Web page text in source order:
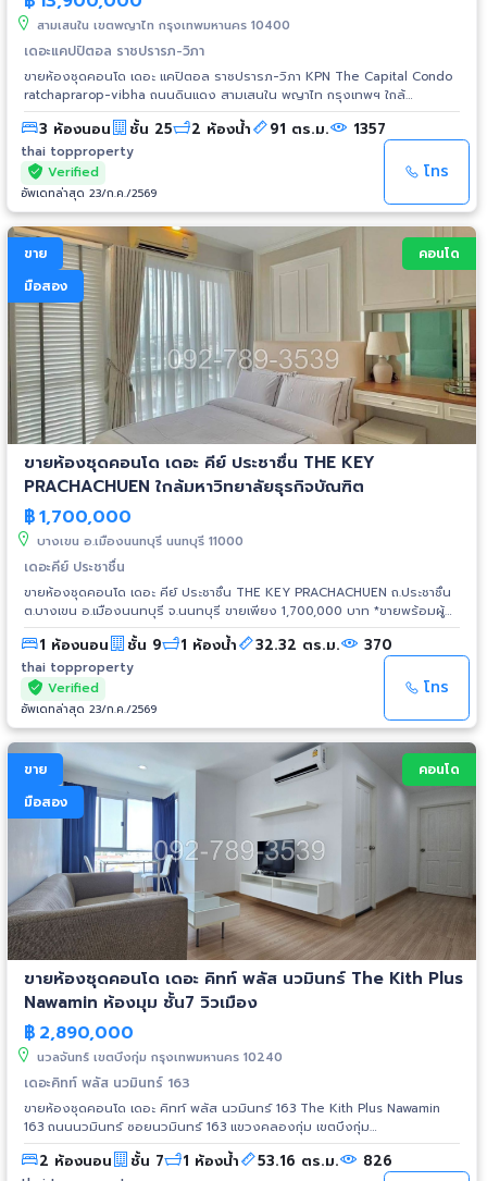
สามเสนใน เขตพญาไท กรุงเทพมหานคร 10400
เดอะแคปปิตอล ราชปรารภ-วิภา
ขายห้องชุดคอนโด เดอะ แคปิตอล ราชปรารภ-วิภา KPN The Capital Condo
ratchaprarop-vibha ถนนดินแดง สามเสนใน พญาไท กรุงเทพฯ ใกล้
อนุสาวรีย์ชัยสมรภูมิ ราคาขาย 13,900,000 บาท ห้อง Duplex 2 ชั้น Type F
Milan Style ขนาดห้อง 91 ตร.ม. 3 ห้องนอน 2 ห้องน้ำ ชั้น 25 วิวเมือง
เฟอร์นิเจอร์และเครื่องใช้ไฟฟ้าที่ให้: แอร์ 4 ตัว, โทรทัศน์ 2 เครื่อง, เครื่องดูด
ควัน 1 ตัว, เตาไฟฟ้า 1 ตัว, ตู้เย็น 1 เครื่อง สิ่งอำนวยความสะดวก: สระว่ายน้ำ 2
สระ พร้อมจากุชชี่ บนชั้น7 และชั้น 31 ฟิตเนส fitness, มุมบาร์บีคิว ห้องเด็กเล่น
Kid’s room, Sky Lounge, Karaoke Bar, ห้องสมุด บนชั้น 32-33, Half
Basketball Court, สวนพักผ่อนขนาดใหญ่ ด้านหน้าและด้านหลังโครงการ Wi-
Fi internet บริเวณ Lobby, รปภ. และ CCTV 24 ชม., ระบบป้องกันอัคคีภัย,
Access Card, Smoke detector รับชมคลิป Tiktok:
https://vt.tiktok.com/ZSueaqCTu/ รายละเอียดเพิ่มเติมคลิ๊ก:
https://thaitopproperty.com/162389-.html สนใจนัดชมห้อง ติดต่อ: K.หนึ่ง
โทร: 092-789-3539 Line ID: 0907894941 E-mail:
thaitopproperty@hotmail.com www.thaitopproperty.com #ขายคอนโด
#CondoforSale #คอนโดใกล้โรงพยาบาล #คอนโดมือสอง #ดินแดง
#วิภาวดี #อนุสาวรีย์ชัยสมรภูมิ #พญาไท #คอนโดใกล้รถไฟฟ้า #ห้องDuplex
#TheCapitalCondoratchapraropvibhavadi #เดอะแคปิตอลคอนโด
#ราชปรารภ #เคพีเอ็น #KPN #คอนโด3ห้องนอน #คอนโดชั้นสูง #วิวเมือง
3 ห้องนอน ชั้น 25 2 ห้องน้ำ 91 ตร.ม. 1357
thai topproperty
Verified
อัพเดทล่าสุด 23/ก.ค./2569
โทร
ขาย
มือสอง
คอนโด
ขายห้องชุดคอนโด เดอะ คีย์ ประชาชื่น THE KEY
PRACHACHUEN ใกล้มหาวิทยาลัยธุรกิจบัณฑิต
฿1,700,000
บางเขน อ.เมืองนนทบุรี นนทบุรี 11000
เดอะคีย์ ประชาชื่น
ขายห้องชุดคอนโด เดอะ คีย์ ประชาชื่น THE KEY PRACHACHUEN ถ.ประชาชื่น
ต.บางเขน อ.เมืองนนทบุรี จ.นนทบุรี ขายเพียง 1,700,000 บาท *ขายพร้อมผู้
เช่า ค่าเช่า 10,000 บาทต่อเดือน สัญญาเช่าสิ้นสุดเดือนธันวาคม 2569 พัฒนา
โดย Land and Houses ขนาดห้อง 32.32 ตร.ม. อาคาร B ชั้น 9 1 ห้องนอน 1
ห้องน้ำ 1 ห้องนั่งเล่น วิวเมือง ระเบียงทิศเหนือ เฟอร์ครบพร้อมอยู่ เฟอร์นิเจอร์
และเครื่องใช้ไฟฟ้าที่ให้: เตียง+ที่นอน, โต๊ะเครื่องแป้ง, โคมไฟ, ตู้เสื้อผ้า, โซฟา,
แอร์ 2 เครื่อง, ไมโครเวฟ, ตู้เย็น, กาต้มน้ำ smeg เคาน์เตอร์ครัว, เครื่องทำน้ำ
https://maps.app.goo.gl/5SwmNhDeNJ5CtTN37 รับชมคลิป Tiktok:
https://vt.tiktok.com/ZSuDYbESq/ รายละเอียดเพิ่มเติม Click:
https://thaitopproperty.com/191530-.html สนใจนัดชมห้องกรุณานัดล่วง
หน้า ติดต่อ K.หนึ่ง (K.Nueng) Mobile: 092-789-3539 Line ID:
0907894941 www.ThaiTopProperty.com #ขายคอนโด #คอนโดมือสอง
#คอนโดประชาชื่น #ประชาชื่น #คอนโดนนทบุรี #นนทบุรี #คอนโดใกล้
มหาวิทยาลัย #DPU #มหาวิทยาลัยธุรกิจบัณฑิต #TheKeyPrachachuen
#เดอะคีย์ประชาชื่น #NonthaburiCondo
1 ห้องนอน ชั้น 9 1 ห้องน้ำ 32.32 ตร.ม. 370
thai topproperty
Verified
อัพเดทล่าสุด 23/ก.ค./2569
โทร
ขาย
มือสอง
คอนโด
ขายห้องชุดคอนโด เดอะ คิทท์ พลัส นวมินทร์ The Kith Plus
Nawamin ห้องมุม ชั้น7 วิวเมือง
฿ 2,890,000
นวลจันทร์ เขตบึงกุ่ม กรุงเทพมหานคร 10240
เดอะคิทท์ พลัส นวมินทร์ 163
ขายห้องชุดคอนโด เดอะ คิทท์ พลัส นวมินทร์ 163 The Kith Plus Nawamin
163 ถนนนวมินทร์ ซอยนวมินทร์ 163 แขวงคลองกุ่ม เขตบึงกุ่ม
กรุงเทพมหานคร ขายเพียง 2,890,000 บาท ขนาดห้อง 53.16 ตร.ม. อาคาร A
ชั้น 7 วิวเมือง วิวโล่ง 2 ห้องนอน 1 ห้องน้ำ 1 ห้องนั่งเล่น 1 ครัว 1 จอดรถ ห้อง
2 ห้องนอน ชั้น 7 1 ห้องน้ำ 53.16 ตร.ม. 826